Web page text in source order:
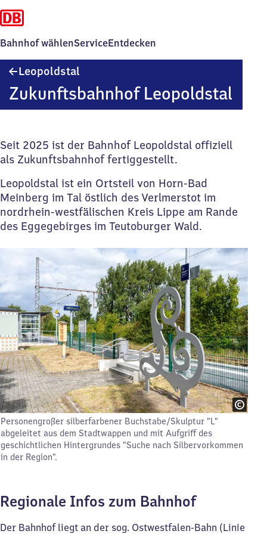
Bahnhof wählenServiceEntdecken
Leopoldstal
Zukunftsbahnhof Leopoldstal
Seit 2025 ist der Bahnhof Leopoldstal offiziell
als Zukunftsbahnhof fertiggestellt.
Leopoldstal ist ein Ortsteil von Horn-Bad
Meinberg im Tal östlich des Verlmerstot im
nordrhein-westfälischen Kreis Lippe am Rande
des Eggegebirges im Teutoburger Wald.
Personengroßer silberfarbener Buchstabe/Skulptur "L"
abgeleitet aus dem Stadtwappen und mit Aufgriff des
geschichtlichen Hintergrundes "Suche nach Silbervorkommen
in der Region".
Regionale Infos zum Bahnhof
Der Bahnhof liegt an der sog. Ostwestfalen-Bahn (Linie